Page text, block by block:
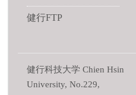
健行FTP
健行科技大学 Chien Hsin
University, No.229,